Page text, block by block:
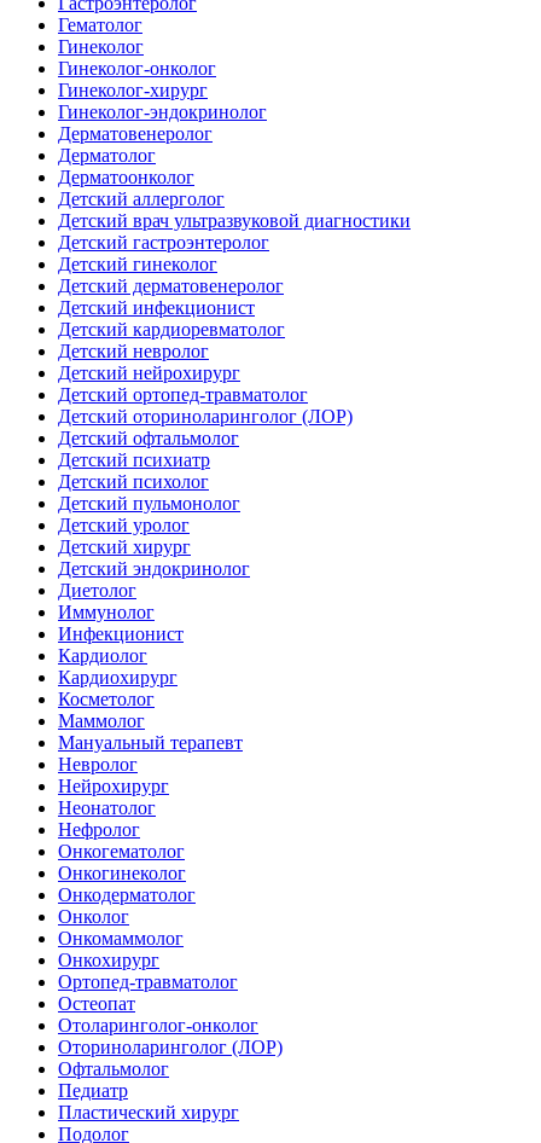
Гематолог
Гинеколог
Гинеколог-онколог
Гинеколог-хирург
Гинеколог-эндокринолог
Дерматовенеролог
Дерматолог
Дерматоонколог
Детский аллерголог
Детский врач ультразвуковой диагностики
Детский гастроэнтеролог
Детский гинеколог
Детский дерматовенеролог
Детский инфекционист
Детский кардиоревматолог
Детский невролог
Детский нейрохирург
Детский ортопед-травматолог
Детский оториноларинголог (ЛОР)
Детский офтальмолог
Детский психиатр
Детский психолог
Детский пульмонолог
Детский уролог
Детский хирург
Детский эндокринолог
Диетолог
Иммунолог
Инфекционист
Кардиолог
Кардиохирург
Косметолог
Маммолог
Мануальный терапевт
Невролог
Нейрохирург
Неонатолог
Нефролог
Онкогематолог
Онкогинеколог
Онкодерматолог
Онколог
Онкомаммолог
Онкохирург
Ортопед-травматолог
Остеопат
Отоларинголог-онколог
Оториноларинголог (ЛОР)
Офтальмолог
Педиатр
Пластический хирург
Подолог